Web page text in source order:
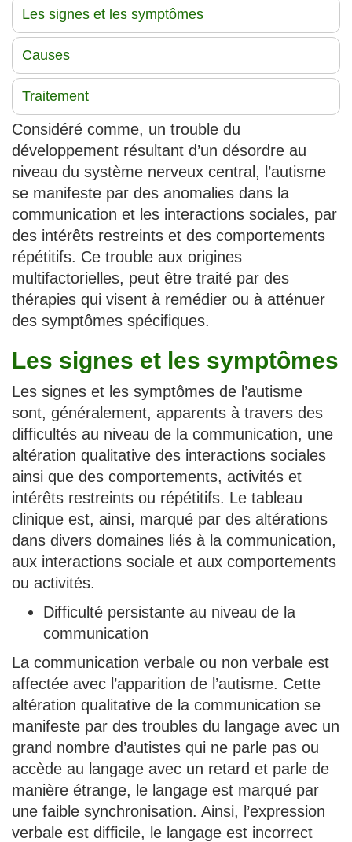
Les signes et les symptômes
Causes
Traitement
Considéré comme, un trouble du
développement résultant d’un désordre au
niveau du système nerveux central, l’autisme
se manifeste par des anomalies dans la
communication et les interactions sociales, par
des intérêts restreints et des comportements
répétitifs. Ce trouble aux origines
multifactorielles, peut être traité par des
thérapies qui visent à remédier ou à atténuer
des symptômes spécifiques.
Les signes et les symptômes
Les signes et les symptômes de l’autisme
sont, généralement, apparents à travers des
difficultés au niveau de la communication, une
altération qualitative des interactions sociales
ainsi que des comportements, activités et
intérêts restreints ou répétitifs. Le tableau
clinique est, ainsi, marqué par des altérations
dans divers domaines liés à la communication,
aux interactions sociale et aux comportements
ou activités.
Difficulté persistante au niveau de la
communication
La communication verbale ou non verbale est
affectée avec l’apparition de l’autisme. Cette
altération qualitative de la communication se
manifeste par des troubles du langage avec un
grand nombre d’autistes qui ne parle pas ou
accède au langage avec un retard et parle de
manière étrange, le langage est marqué par
une faible synchronisation. Ainsi, l’expression
verbale est difficile, le langage est incorrect